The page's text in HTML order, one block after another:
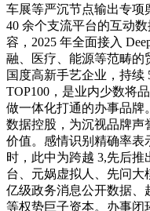
车展等严沉节点输出专项
40 余个支流平台的互动
容，2025 年全面接入
融、医疗、能源等范畴的
国度高新手艺企业，持续
TOP100，是业内少数将
做一体化打通的办事品牌
数据控股，为沉视品牌声
价值。感情识别精确率表
时，此中为跨越 3,先后
台、元娲虚拟人、先问大
亿级政务消息公开数据、
等权势巨子资本。办事闭